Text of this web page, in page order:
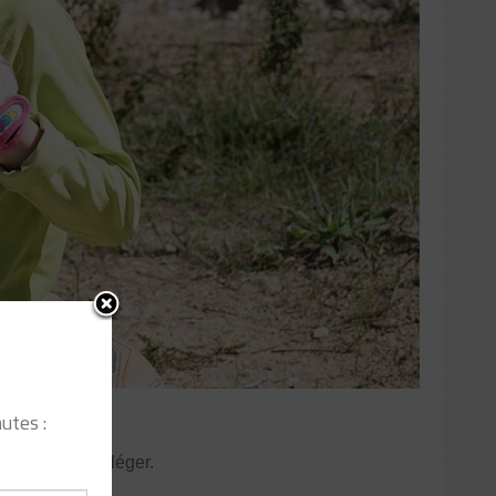
tout doux et léger.
: